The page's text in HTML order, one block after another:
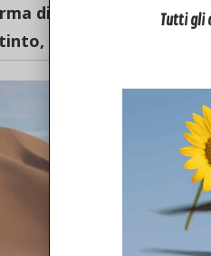
di libertà che viene
decolla ora
Tutti gli